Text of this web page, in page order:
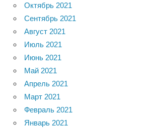
Октябрь 2021
Сентябрь 2021
Август 2021
Июль 2021
Июнь 2021
Май 2021
Апрель 2021
Март 2021
Февраль 2021
Январь 2021